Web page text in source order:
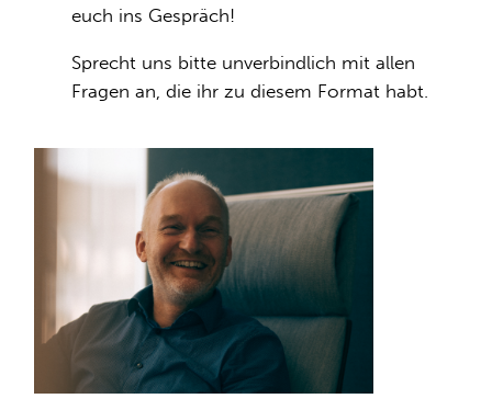
euch ins Gespräch!
Sprecht uns bitte unverbindlich mit allen
Fragen an, die ihr zu diesem Format habt.